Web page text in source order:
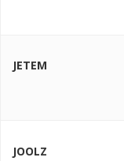
JETEM
JOOLZ